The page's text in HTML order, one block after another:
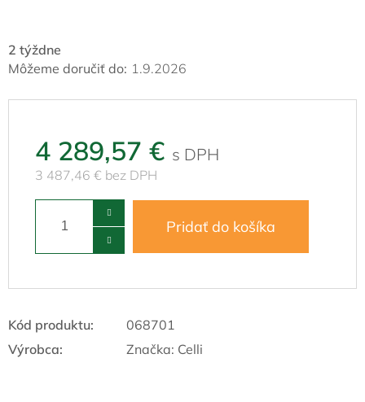
2 týždne
Môžeme doručiť do: 1.9.2026
4 289,57 €
3 487,46 € bez DPH
Pridať do košíka
Kód produktu:
068701
Výrobca:
Značka: Celli